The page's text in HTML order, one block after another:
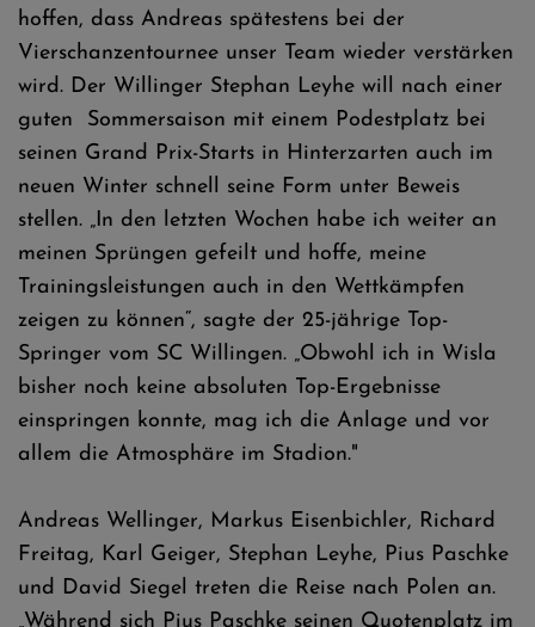
hoffen, dass Andreas spätestens bei der
Vierschanzentournee unser Team wieder verstärken
wird. Der Willinger Stephan Leyhe will nach einer
guten Sommersaison mit einem Podestplatz bei
seinen Grand Prix-Starts in Hinterzarten auch im
neuen Winter schnell seine Form unter Beweis
stellen. „In den letzten Wochen habe ich weiter an
meinen Sprüngen gefeilt und hoffe, meine
Trainingsleistungen auch in den Wettkämpfen
zeigen zu können“, sagte der 25-jährige Top-
Springer vom SC Willingen. „Obwohl ich in Wisla
bisher noch keine absoluten Top-Ergebnisse
einspringen konnte, mag ich die Anlage und vor
allem die Atmosphäre im Stadion."
Andreas Wellinger, Markus Eisenbichler, Richard
Freitag, Karl Geiger, Stephan Leyhe, Pius Paschke
und David Siegel treten die Reise nach Polen an.
„Während sich Pius Paschke seinen Quotenplatz im